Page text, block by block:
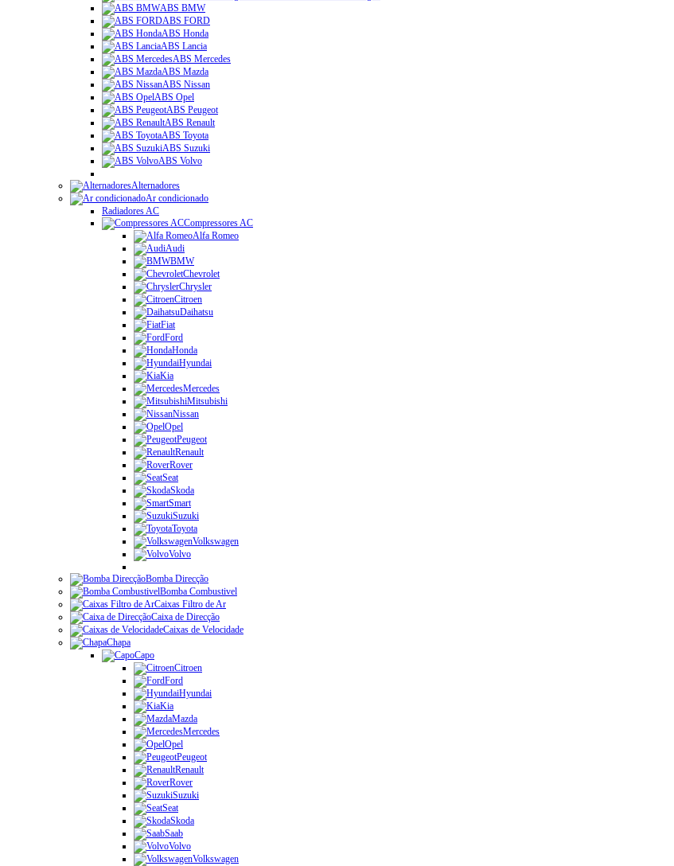
ABS BMW
ABS FORD
ABS Honda
ABS Lancia
ABS Mercedes
ABS Mazda
ABS Nissan
ABS Opel
ABS Peugeot
ABS Renault
ABS Toyota
ABS Suzuki
ABS Volvo
Alternadores
Ar condicionado
Radiadores AC
Compressores AC
Alfa Romeo
Audi
BMW
Chevrolet
Chrysler
Citroen
Daihatsu
Fiat
Ford
Honda
Hyundai
Kia
Mercedes
Mitsubishi
Nissan
Opel
Peugeot
Renault
Rover
Seat
Skoda
Smart
Suzuki
Toyota
Volkswagen
Volvo
Bomba Direcção
Bomba Combustivel
Caixas Filtro de Ar
Caixa de Direcção
Caixas de Velocidade
Chapa
Capo
Citroen
Ford
Hyundai
Kia
Mazda
Mercedes
Opel
Peugeot
Renault
Rover
Suzuki
Seat
Skoda
Saab
Volvo
Volkswagen